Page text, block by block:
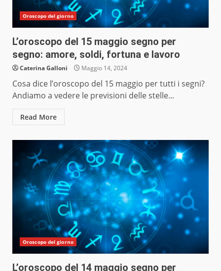
Oroscopo del giorno
L’oroscopo del 15 maggio segno per
segno: amore, soldi, fortuna e lavoro
Caterina Galloni Maggio 14, 2024
Cosa dice l’oroscopo del 15 maggio per tutti i segni?
Andiamo a vedere le previsioni delle stelle...
Read More
Oroscopo del giorno
L’oroscopo del 14 maggio segno per